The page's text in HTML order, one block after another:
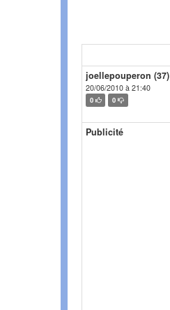
joellepouperon (37)
20/06/2010 à 21:40
0 0
Publicité